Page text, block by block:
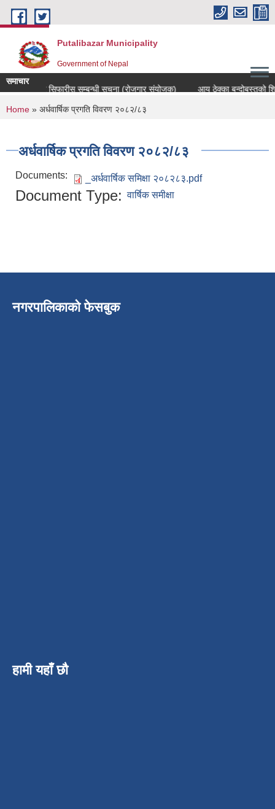
Skip to main content
Putalibazar Municipality
Government of Nepal
समाचार
उम्मेदवार सिफारीस सम्बन्धी सूचना (रोजगार संयोजक)
आय ठेक्का बन्दोबस्तको
You are here
Home » अर्धवार्षिक प्रगति विवरण २०८२/८३
अर्धवार्षिक प्रगति विवरण २०८२/८३
Documents: _अर्धवार्षिक समिक्षा २०८२८३.pdf
Document Type: वार्षिक समीक्षा
नगरपालिकाको फेसबुक
हामी यहाँ छौ